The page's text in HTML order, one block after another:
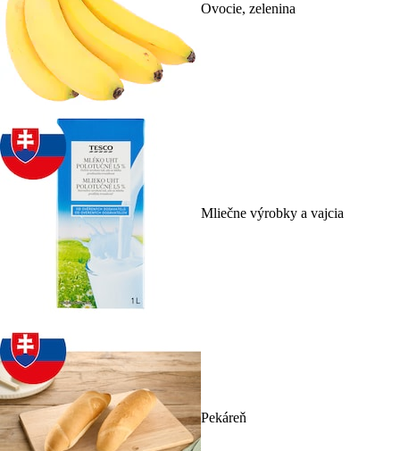
Ovocie, zelenina
Mliečne výrobky a vajcia
Pekáreň